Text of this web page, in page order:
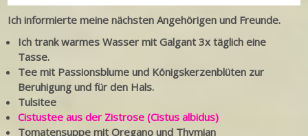
Ich informierte meine nächsten Angehörigen und Freunde.
Ich trank warmes Wasser mit Galgant 3x täglich eine
Tasse.
Tee mit Passionsblume und Königskerzenblüten zur
Beruhigung und für den Hals.
Tulsitee
Cistustee aus der Zistrose (Cistus albidus)
Tomatensuppe mit Oregano und Thymian